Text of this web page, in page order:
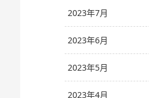
2023年7月
2023年6月
2023年5月
2023年4月